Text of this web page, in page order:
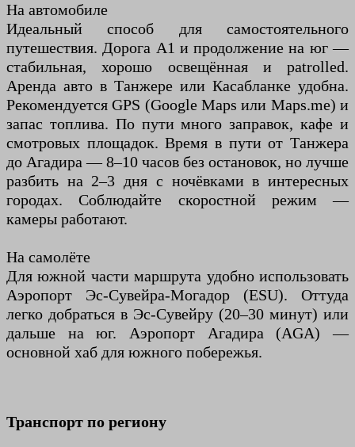
На автомобиле
Идеальный способ для самостоятельного
путешествия. Дорога A1 и продолжение на юг —
стабильная, хорошо освещённая и patrolled.
Аренда авто в Танжере или Касабланке удобна.
Рекомендуется GPS (Google Maps или Maps.me) и
запас топлива. По пути много заправок, кафе и
смотровых площадок. Время в пути от Танжера
до Агадира — 8–10 часов без остановок, но лучше
разбить на 2–3 дня с ночёвками в интересных
городах. Соблюдайте скоростной режим —
камеры работают.
На самолёте
Для южной части маршрута удобно использовать
Аэропорт Эс-Сувейра-Могадор (ESU). Оттуда
легко добраться в Эс-Сувейру (20–30 минут) или
дальше на юг. Аэропорт Агадира (AGA) —
основной хаб для южного побережья.
Транспорт по региону